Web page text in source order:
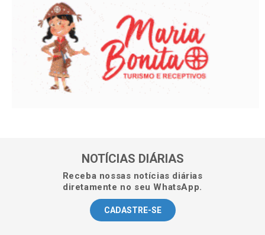
NOTÍCIAS DIÁRIAS
Receba nossas notícias diárias
diretamente no seu WhatsApp.
CADASTRE-SE